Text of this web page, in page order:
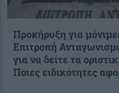
Προκήρυξη για
Επιτροπή
για να δείτε τα
Ποιες ειδικότητες